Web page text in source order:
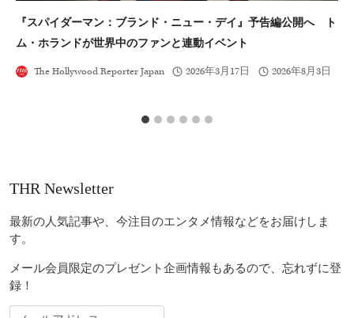
『スパイダーマン：ブランド・ニュー・デイ』予告編公開へ ト
ム・ホランドが世界中のファンと連動イベント
The Hollywood Reporter Japan 2026年3月17日 2026年8月3日
THR Newsletter
最新の人気記事や、今注目のエンタメ情報などをお届けしま
す。
メール会員限定のプレゼント企画情報もあるので、忘れずに登
録！